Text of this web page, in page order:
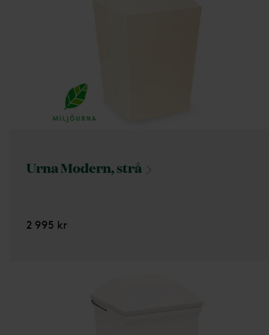
Urna Modern,strå
2 995 kr